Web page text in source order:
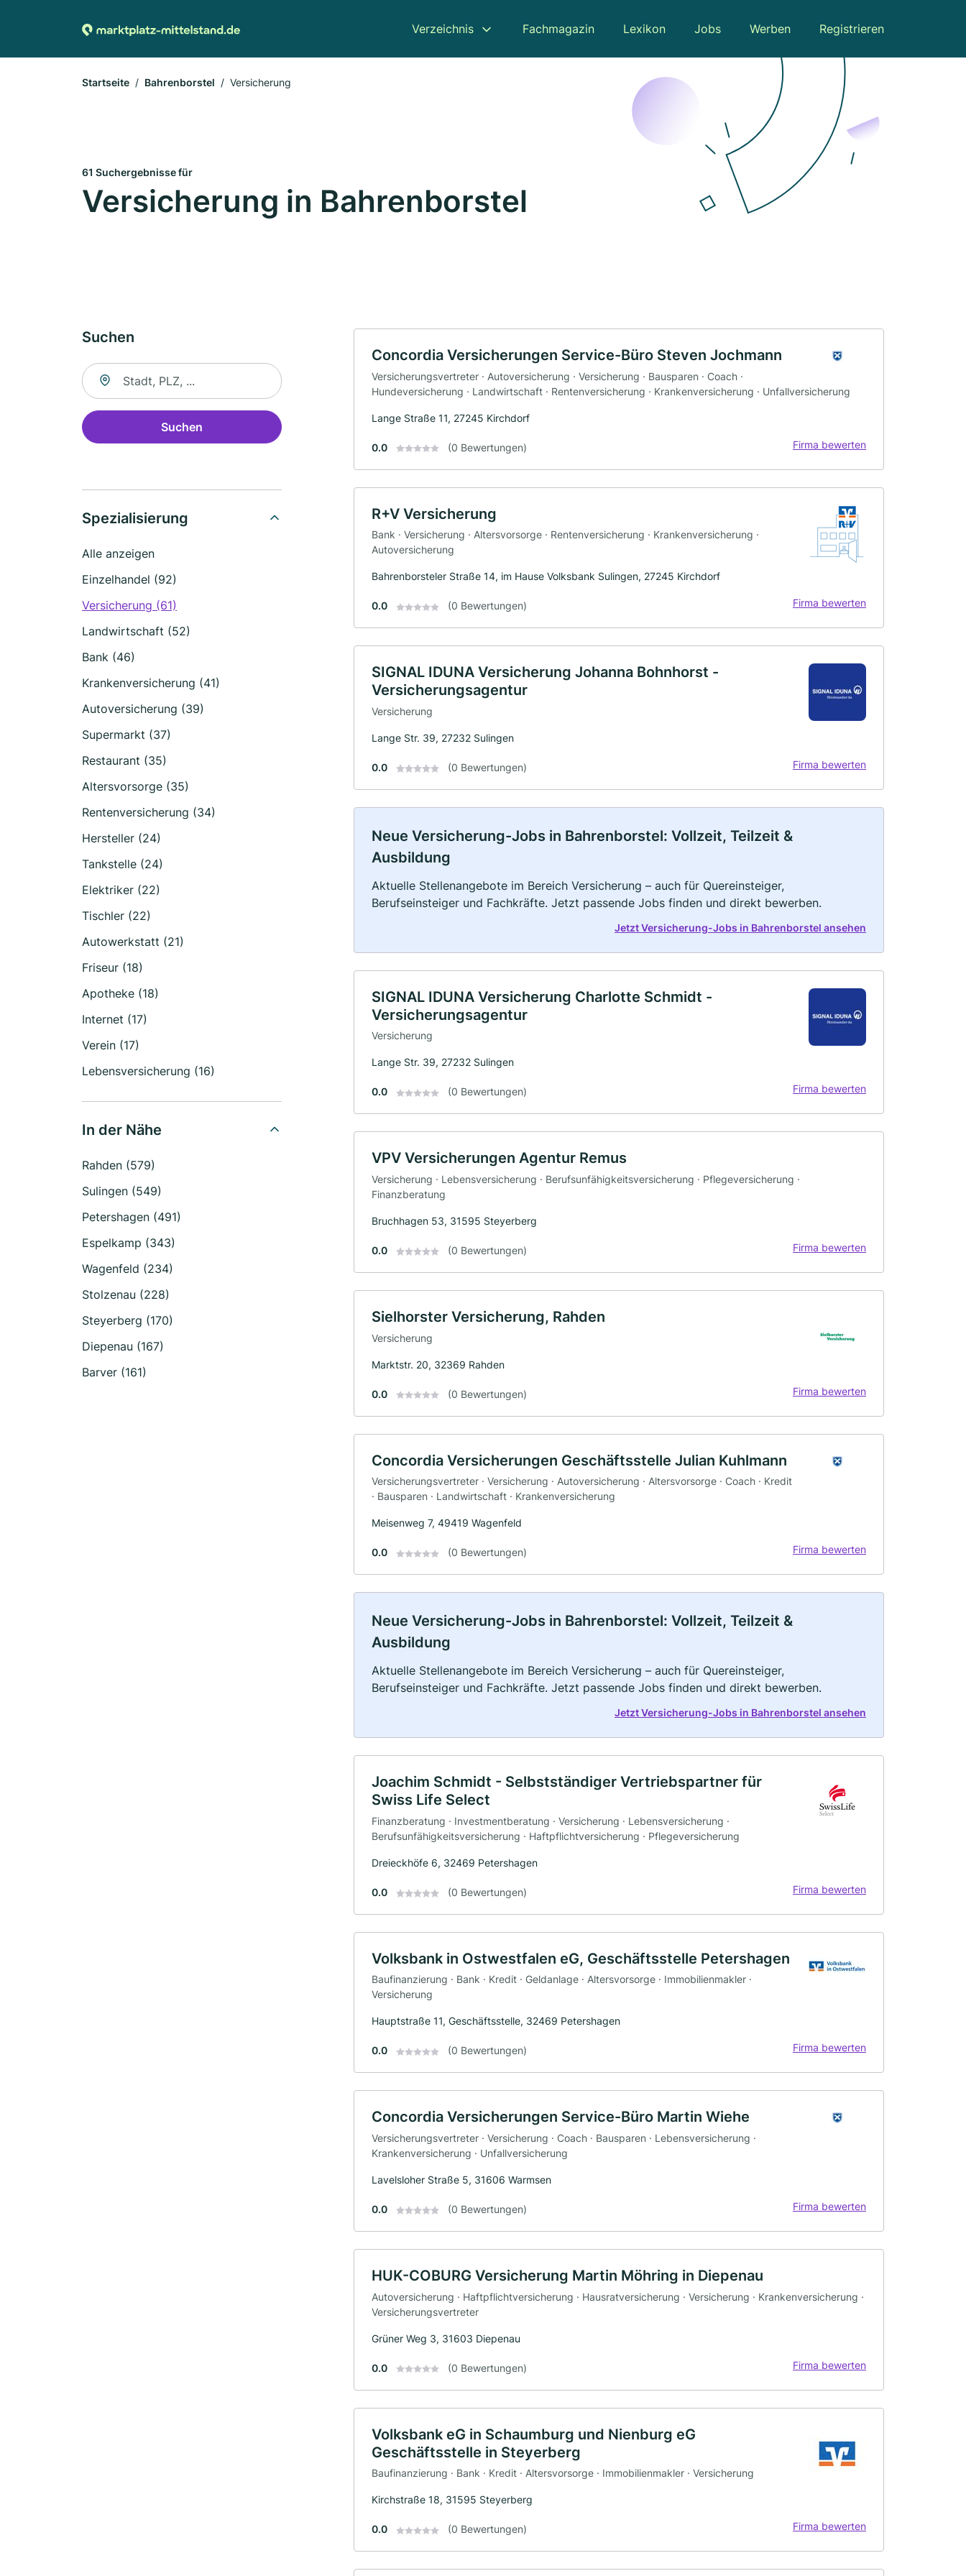
Verzeichnis Fachmagazin Lexikon Jobs Werben Registrieren
Startseite Bahrenborstel Versicherung
61 Suchergebnisse für
Versicherung in Bahrenborstel
Suchen
Suche nach Ort
Suchen
Spezialisierung
Alle anzeigen
Einzelhandel (92)
Versicherung (61)
Landwirtschaft (52)
Bank (46)
Krankenversicherung (41)
Autoversicherung (39)
Supermarkt (37)
Restaurant (35)
Altersvorsorge (35)
Rentenversicherung (34)
Hersteller (24)
Tankstelle (24)
Elektriker (22)
Tischler (22)
Autowerkstatt (21)
Friseur (18)
Apotheke (18)
Internet (17)
Verein (17)
Lebensversicherung (16)
In der Nähe
Rahden (579)
Sulingen (549)
Petershagen (491)
Espelkamp (343)
Wagenfeld (234)
Stolzenau (228)
Steyerberg (170)
Diepenau (167)
Barver (161)
Concordia Versicherungen Service-Büro Steven Jochmann
Versicherungsvertreter · Autoversicherung · Versicherung · Bausparen · Coach ·
Hundeversicherung · Landwirtschaft · Rentenversicherung · Krankenversicherung · Unfallversicherung
Lange Straße 11, 27245 Kirchdorf
0.0 (0 Bewertungen) Firma bewerten
R+V Versicherung
Bank · Versicherung · Altersvorsorge · Rentenversicherung · Krankenversicherung ·
Autoversicherung
Bahrenborsteler Straße 14, im Hause Volksbank Sulingen, 27245 Kirchdorf
0.0 (0 Bewertungen) Firma bewerten
SIGNAL IDUNA Versicherung Johanna Bohnhorst -
Versicherungsagentur
Versicherung
Lange Str. 39, 27232 Sulingen
0.0 (0 Bewertungen) Firma bewerten
Neue Versicherung-Jobs in Bahrenborstel: Vollzeit, Teilzeit &
Ausbildung
Aktuelle Stellenangebote im Bereich Versicherung – auch für Quereinsteiger,
Berufseinsteiger und Fachkräfte. Jetzt passende Jobs finden und direkt bewerben.
Jetzt Versicherung-Jobs in Bahrenborstel ansehen
SIGNAL IDUNA Versicherung Charlotte Schmidt -
Versicherungsagentur
Versicherung
Lange Str. 39, 27232 Sulingen
0.0 (0 Bewertungen) Firma bewerten
VPV Versicherungen Agentur Remus
Versicherung · Lebensversicherung · Berufsunfähigkeitsversicherung · Pflegeversicherung ·
Finanzberatung
Bruchhagen 53, 31595 Steyerberg
0.0 (0 Bewertungen) Firma bewerten
Sielhorster Versicherung, Rahden
Versicherung
Marktstr. 20, 32369 Rahden
0.0 (0 Bewertungen) Firma bewerten
Concordia Versicherungen Geschäftsstelle Julian Kuhlmann
Versicherungsvertreter · Versicherung · Autoversicherung · Altersvorsorge · Coach · Kredit
· Bausparen · Landwirtschaft · Krankenversicherung
Meisenweg 7, 49419 Wagenfeld
0.0 (0 Bewertungen) Firma bewerten
Neue Versicherung-Jobs in Bahrenborstel: Vollzeit, Teilzeit &
Ausbildung
Aktuelle Stellenangebote im Bereich Versicherung – auch für Quereinsteiger,
Berufseinsteiger und Fachkräfte. Jetzt passende Jobs finden und direkt bewerben.
Jetzt Versicherung-Jobs in Bahrenborstel ansehen
Joachim Schmidt - Selbstständiger Vertriebspartner für
Swiss Life Select
Finanzberatung · Investmentberatung · Versicherung · Lebensversicherung ·
Berufsunfähigkeitsversicherung · Haftpflichtversicherung · Pflegeversicherung
Dreieckhöfe 6, 32469 Petershagen
0.0 (0 Bewertungen) Firma bewerten
Volksbank in Ostwestfalen eG, Geschäftsstelle Petershagen
Baufinanzierung · Bank · Kredit · Geldanlage · Altersvorsorge · Immobilienmakler ·
Versicherung
Hauptstraße 11, Geschäftsstelle, 32469 Petershagen
0.0 (0 Bewertungen) Firma bewerten
Concordia Versicherungen Service-Büro Martin Wiehe
Versicherungsvertreter · Versicherung · Coach · Bausparen · Lebensversicherung ·
Krankenversicherung · Unfallversicherung
Lavelsloher Straße 5, 31606 Warmsen
0.0 (0 Bewertungen) Firma bewerten
HUK-COBURG Versicherung Martin Möhring in Diepenau
Autoversicherung · Haftpflichtversicherung · Hausratversicherung · Versicherung · Krankenversicherung ·
Versicherungsvertreter
Grüner Weg 3, 31603 Diepenau
0.0 (0 Bewertungen) Firma bewerten
Volksbank eG in Schaumburg und Nienburg eG
Geschäftsstelle in Steyerberg
Baufinanzierung · Bank · Kredit · Altersvorsorge · Immobilienmakler · Versicherung
Kirchstraße 18, 31595 Steyerberg
0.0 (0 Bewertungen) Firma bewerten